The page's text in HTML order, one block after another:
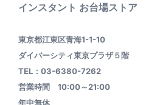
インスタント お台場ストア
東京都江東区青海1-1-10
ダイバーシティ東京プラザ５階
TEL：03-6380-7262
営業時間 10:00～21:00
年中無休